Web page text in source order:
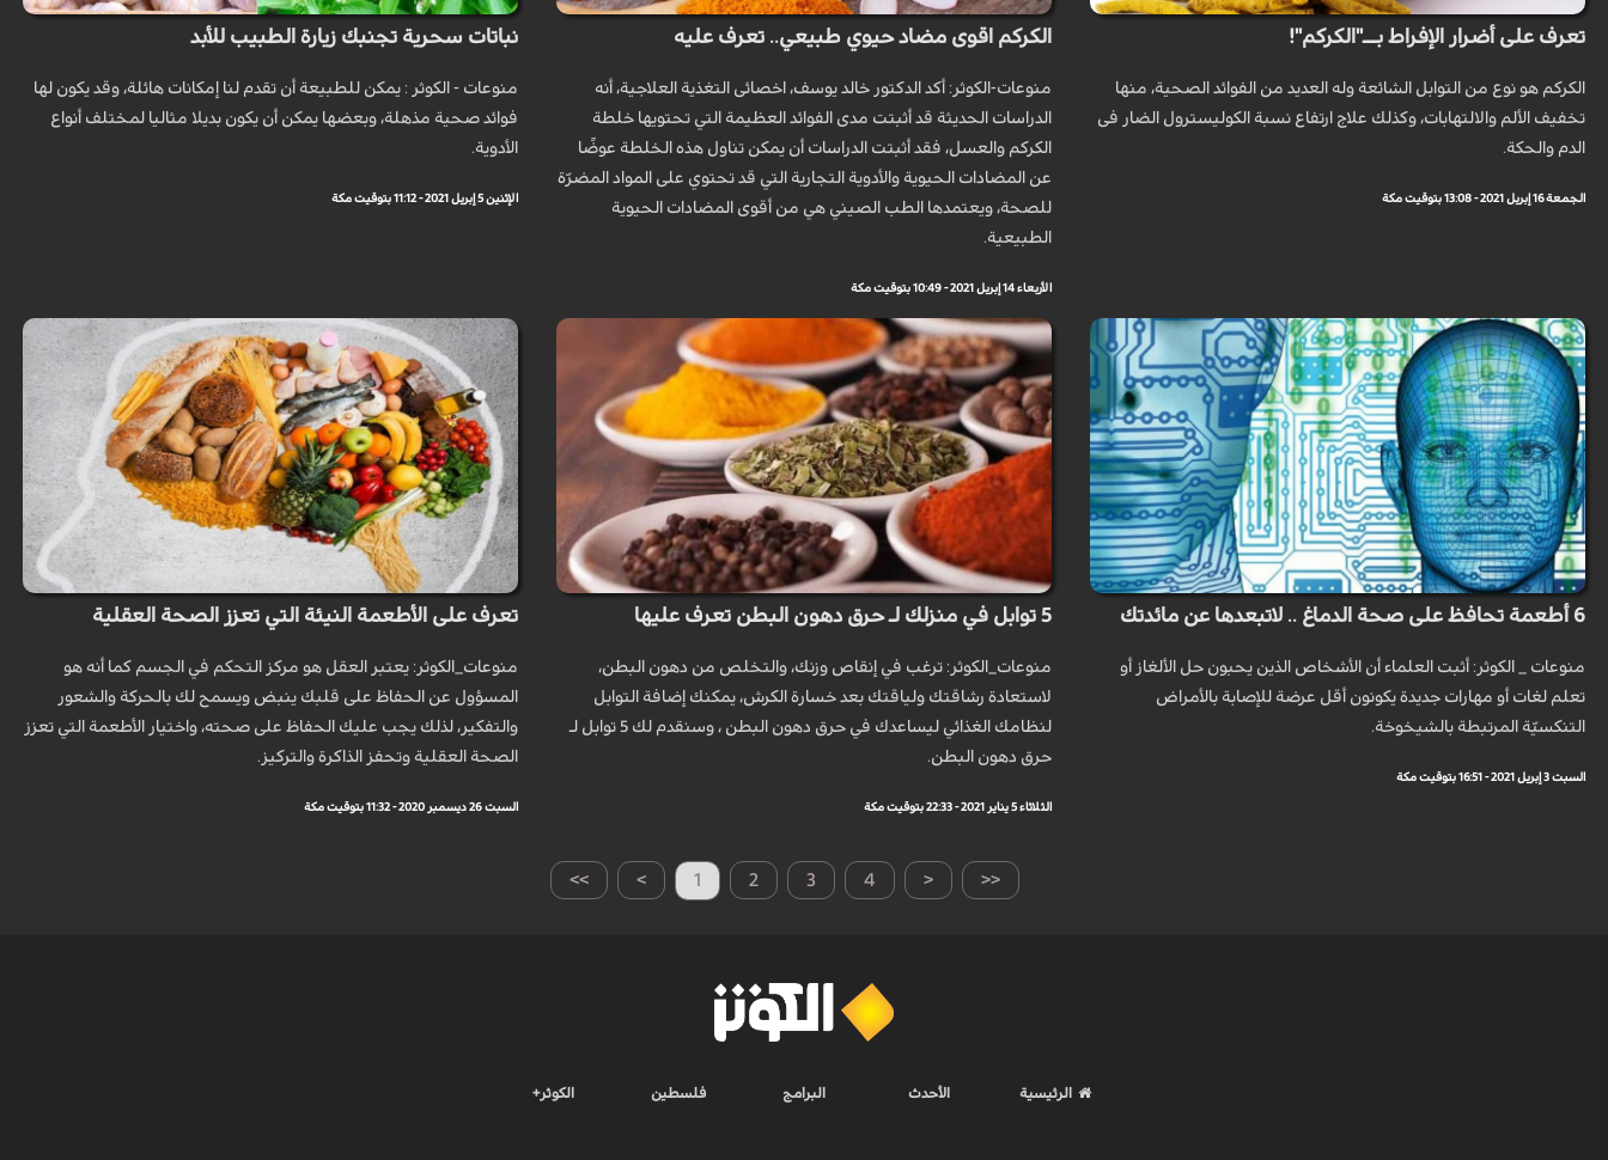
تعرف على أضرار الإفراط بـــ"الكركم"!
الكركم هو نوع من التوابل الشائعة وله العديد من الفوائد الصحية، منها
تخفيف الألم والالتهابات، وكذلك علاج ارتفاع نسبة الكوليسترول الضار فى
الدم والحكة.
الجمعة 16 إبريل 2021 - 13:08 بتوقيت مكة
الكركم اقوى مضاد حيوي طبيعي.. تعرف عليه
منوعات-الكوثر: أكد الدكتور خالد يوسف، اخصائى التغذية العلاجية، أنه
الدراسات الحديثة قد أثبتت مدى الفوائد العظيمة التي تحتويها خلطة
الكركم والعسل، فقد أثبتت الدراسات أن يمكن تناول هذه الخلطة عوضًا
عن المضادات الحيوية والأدوية التجارية التي قد تحتوي على المواد المضرّة
للصحة، ويعتمدها الطب الصيني هي من أقوى المضادات الحيوية
الطبيعية.
الأربعاء 14 إبريل 2021 - 10:49 بتوقيت مكة
نباتات سحرية تجنبك زيارة الطبيب للأبد
منوعات - الكوثر : يمكن للطبيعة أن تقدم لنا إمكانات هائلة، وقد يكون لها
فوائد صحية مذهلة، وبعضها يمكن أن يكون بديلا مثاليا لمختلف أنواع
الأدوية.
الإثنين 5 إبريل 2021 - 11:12 بتوقيت مكة
6 أطعمة تحافظ على صحة الدماغ .. لاتبعدها عن مائدتك
منوعات _ الكوثر: أثبت العلماء أن الأشخاص الذين يحبون حل الألغاز أو
تعلم لغات أو مهارات جديدة يكونون أقل عرضة للإصابة بالأمراض
التنكسيّة المرتبطة بالشيخوخة.
السبت 3 إبريل 2021 - 16:51 بتوقيت مكة
5 توابل في منزلك لـ حرق دهون البطن تعرف عليها
منوعات_الكوثر: ترغب في إنقاص وزنك، والتخلص من دهون البطن،
لاستعادة رشاقتك ولياقتك بعد خسارة الكرش، يمكنك إضافة التوابل
لنظامك الغذائي ليساعدك في حرق دهون البطن ، وسنقدم لك 5 توابل لـ
حرق دهون البطن.
الثلاثاء 5 يناير 2021 - 22:33 بتوقيت مكة
تعرف على الأطعمة النيئة التي تعزز الصحة العقلية
منوعات_الكوثر: يعتبر العقل هو مركز التحكم في الجسم كما أنه هو
المسؤول عن الحفاظ على قلبك ينبض ويسمح لك بالحركة والشعور
والتفكير، لذلك يجب عليك الحفاظ على صحته، واختيار الأطعمة التي تعزز
الصحة العقلية وتحفز الذاكرة والتركيز.
السبت 26 ديسمبر 2020 - 11:32 بتوقيت مكة
>> > 1 2 3 4 < <<
الرئيسية الأحدث البرامج فلسطين الكوثر+